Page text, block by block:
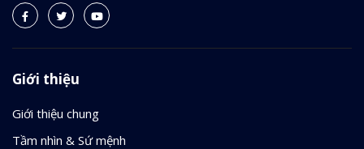
Giới thiệu
Giới thiệu chung
Tầm nhìn & Sứ mệnh